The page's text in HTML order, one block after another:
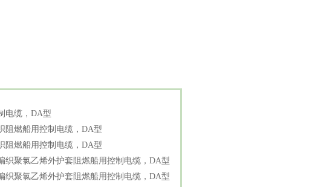
电缆，DA型
阻燃船用控制电缆，DA型
阻燃船用控制电缆，DA型
织聚氯乙烯外护套阻燃船用控制电缆，DA型
织聚氯乙烯外护套阻燃船用控制电缆，DA型